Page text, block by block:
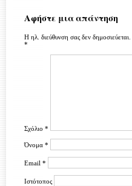
Αφήστε μια απάντηση
Η ηλ. διεύθυνση σας δεν δημοσιεύεται.
*
Σχόλιο *
Όνομα *
Email *
Ιστότοπος